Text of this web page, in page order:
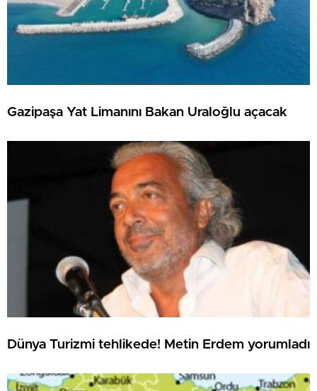
Gazipaşa Yat Limanını Bakan Uraloğlu açacak
Dünya Turizmi tehlikede! Metin Erdem yorumladı